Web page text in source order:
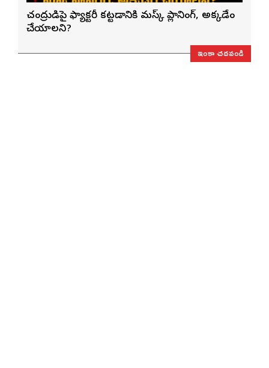
చంద్రుడిపై ఫ్యాక్టరీ కట్టడానికి మస్క్ ప్లానింగ్, అక్కడేం
చేయాలని?
ఇంకా చదవండి